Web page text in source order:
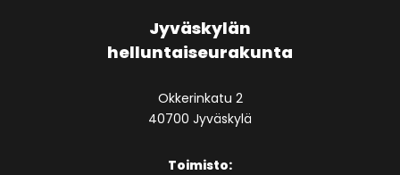
Jyväskylän
helluntaiseurakunta
Okkerinkatu 2
40700 Jyväskylä
Toimisto: